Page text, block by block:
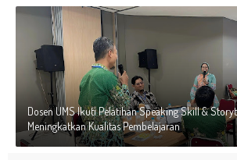
Dosen UMS Ikuti Pelatihan Speaking Skill &
Meningkatkan Kualitas Pembelajaran